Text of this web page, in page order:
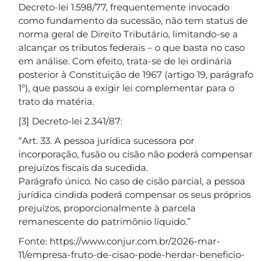
Decreto-lei 1.598/77, frequentemente invocado
como fundamento da sucessão, não tem status de
norma geral de Direito Tributário, limitando-se a
alcançar os tributos federais – o que basta no caso
em análise. Com efeito, trata-se de lei ordinária
posterior à Constituição de 1967 (artigo 19, parágrafo
1º), que passou a exigir lei complementar para o
trato da matéria.
[3] Decreto-lei 2.341/87:
“Art. 33. A pessoa jurídica sucessora por
incorporação, fusão ou cisão não poderá compensar
prejuízos fiscais da sucedida.
Parágrafo único. No caso de cisão parcial, a pessoa
jurídica cindida poderá compensar os seus próprios
prejuízos, proporcionalmente à parcela
remanescente do patrimônio líquido.”
Fonte: https://www.conjur.com.br/2026-mar-
11/empresa-fruto-de-cisao-pode-herdar-beneficio-